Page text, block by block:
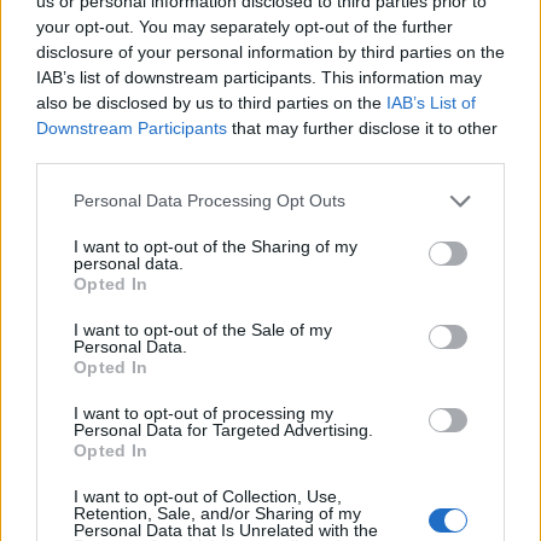
your opt-out. You may separately opt-out of the further
disclosure of your personal information by third parties on the
IAB’s list of downstream participants. This information may
also be disclosed by us to third parties on the IAB’s List of
Downstream Participants that may further disclose it to other
Personal Data Processing Opt Outs
I want to opt-out of the Sharing of my
personal data.
Opted In
I want to opt-out of the Sale of my
Personal Data.
Opted In
I want to opt-out of processing my
Personal Data for Targeted Advertising.
Opted In
I want to opt-out of Collection, Use,
Retention, Sale, and/or Sharing of my
Personal Data that Is Unrelated with the
piktorit ngjan sikur është
mëmëdhe i serbëve, jo i
shqiptarëve! Potestat e të
rinjve mund ta pastrojnë
vendin nga plehu
ka kërkuar numrin e
Bashkive, sfida është
decentralizimi i pushtetit
në Shqipërinë e re
Kur klienti të nxjerr karton
të kuq
Nikollaq Neranxi: Arkivoli
varros një pushtet të